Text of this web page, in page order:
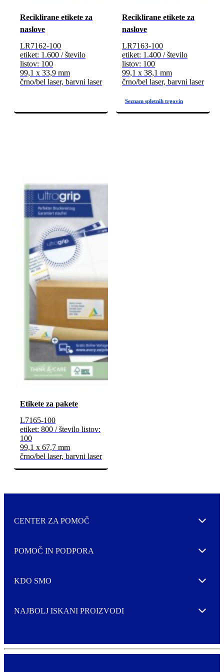
Reciklirane etikete za
naslove
LR7162-100
etiket: 1.600 / število
listov: 100
99,1 x 33,9 mm
črno/bel laser, barvni laser
Reciklirane etikete za
naslove
LR7163-100
etiket: 1.400 / število
listov: 100
99,1 x 38,1 mm
črno/bel laser, barvni laser
Etikete za pakete
L7165-100
etiket: 800 / število listov:
100
99,1 x 67,7 mm
črno/bel laser, barvni laser
CENTER ZA POMOČ Expand
POMOČ IN PODPORA Expand
KDO SMO Expand
NAJBOLJ ISKANI PROIZVODI Expand